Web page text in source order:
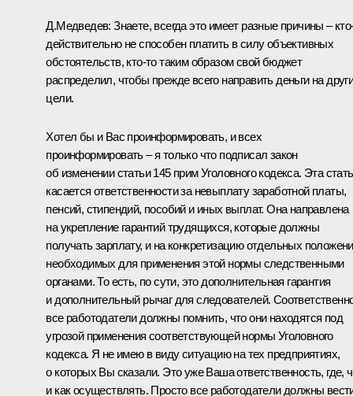
Д.Медведев: Знаете, всегда это имеет разные причины –
действительно не способен платить в силу объективных
обстоятельств, кто‑то таким образом свой бюджет
распределил, чтобы прежде всего направить деньги на
цели.
Хотел бы и Вас проинформировать, и всех
проинформировать – я только что подписал закон
об изменении статьи 145 прим Уголовного кодекса. Эта
касается ответственности за невыплату заработной платы,
пенсий, стипендий, пособий и иных выплат. Она направлена
на укрепление гарантий трудящихся, которые должны
получать зарплату, и на конкретизацию отдельных
необходимых для применения этой нормы следственными
органами. То есть, по сути, это дополнительная гарантия
и дополнительный рычаг для следователей.
все работодатели должны помнить, что они находятся под
угрозой применения соответствующей нормы Уголовного
кодекса. Я не имею в виду ситуацию на тех предприятиях,
о которых Вы сказали. Это уже Ваша ответственность, где,
и как осуществлять. Просто все работодатели должны